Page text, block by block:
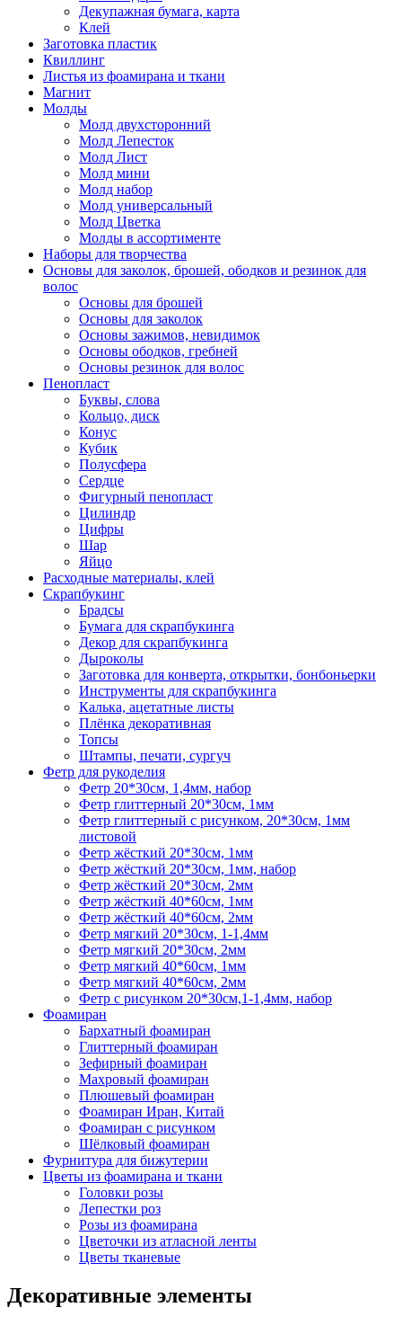
Декупажная бумага, карта
Клей
Заготовка пластик
Квиллинг
Листья из фоамирана и ткани
Магнит
Молды
Молд двухсторонний
Молд Лепесток
Молд Лист
Молд мини
Молд набор
Молд универсальный
Молд Цветка
Молды в ассортименте
Наборы для творчества
Основы для заколок, брошей, ободков и резинок для
волос
Основы для брошей
Основы для заколок
Основы зажимов, невидимок
Основы ободков, гребней
Основы резинок для волос
Пенопласт
Буквы, слова
Кольцо, диск
Конус
Кубик
Полусфера
Сердце
Фигурный пенопласт
Цилиндр
Цифры
Шар
Яйцо
Расходные материалы, клей
Скрапбукинг
Брадсы
Бумага для скрапбукинга
Декор для скрапбукинга
Дыроколы
Заготовка для конверта, открытки, бонбоньерки
Инструменты для скрапбукинга
Калька, ацетатные листы
Плёнка декоративная
Топсы
Штампы, печати, сургуч
Фетр для рукоделия
Фетр 20*30см, 1,4мм, набор
Фетр глиттерный 20*30см, 1мм
Фетр глиттерный с рисунком, 20*30см, 1мм
листовой
Фетр жёсткий 20*30см, 1мм
Фетр жёсткий 20*30см, 1мм, набор
Фетр жёсткий 20*30см, 2мм
Фетр жёсткий 40*60см, 1мм
Фетр жёсткий 40*60см, 2мм
Фетр мягкий 20*30см, 1-1,4мм
Фетр мягкий 20*30см, 2мм
Фетр мягкий 40*60см, 1мм
Фетр мягкий 40*60см, 2мм
Фетр с рисунком 20*30см,1-1,4мм, набор
Фоамиран
Бархатный фоамиран
Глиттерный фоамиран
Зефирный фоамиран
Махровый фоамиран
Плюшевый фоамиран
Фоамиран Иран, Китай
Фоамиран с рисунком
Шёлковый фоамиран
Фурнитура для бижутерии
Цветы из фоамирана и ткани
Головки розы
Лепестки роз
Розы из фоамирана
Цветочки из атласной ленты
Цветы тканевые
Декоративные элементы